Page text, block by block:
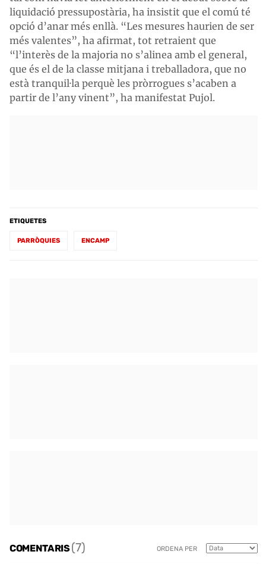
liquidació pressupostària, ha insistit que el comú té
opció d’anar més enllà. “Les mesures haurien de ser
més valentes”, ha afirmat, tot retraient que
“l’interès de la majoria no s’alinea amb el general,
que és el de la classe mitjana i treballadora, que no
està tranquil·la perquè les pròrrogues s’acaben a
partir de l’any vinent”, ha manifestat Pujol.
ETIQUETES
PARRÒQUIES ENCAMP
COMENTARIS(7) ORDENA PER